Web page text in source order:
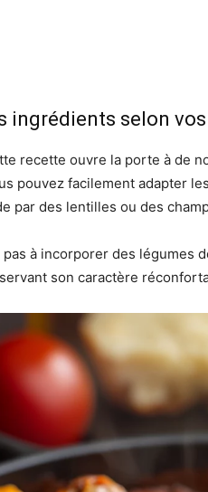
ingrédients selon
recette ouvre la porte à de
pouvez facilement adapter
par des lentilles ou des
pas à incorporer des légumes
son caractère